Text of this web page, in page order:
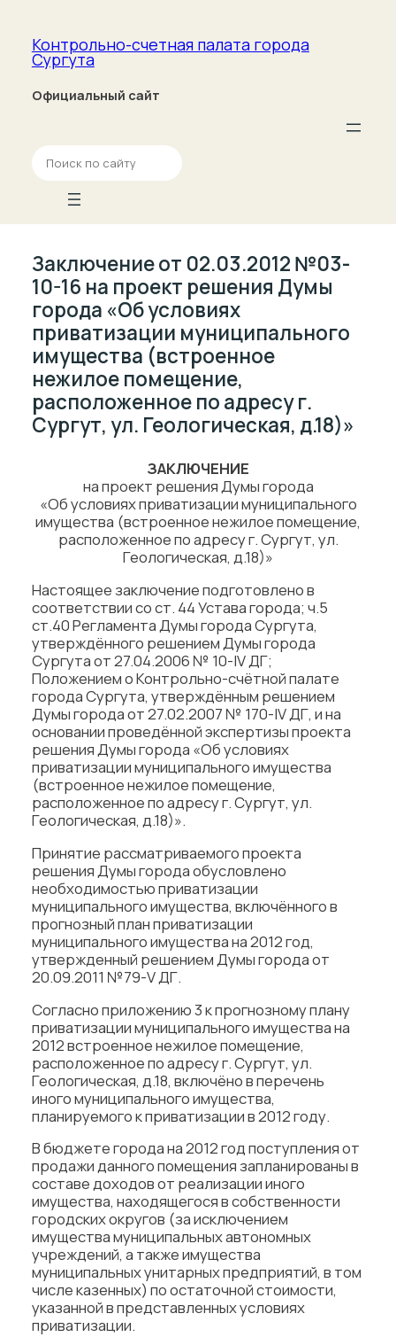
Контрольно-счетная палата­ города
Сургута
Официальный сайт
П
о
Заключение от 02.03.2012 №03-
10-16 на проект решения Думы
города «Об условиях
приватизации муниципального
имущества (встроенное
нежилое помещение,
расположенное по адресу г.
Сургут, ул. Геологическая, д.18)»
ЗАКЛЮЧЕНИЕ
на проект решения Думы города
«Об условиях приватизации муниципального
имущества (встроенное нежилое помещение,
расположенное по адресу г. Сургут, ул.
Геологическая, д.18)»
Настоящее заключение подготовлено в
соответствии со ст. 44 Устава города; ч.5
ст.40 Регламента Думы города Сургута,
утверждённого решением Думы города
Сургута от 27.04.2006 № 10-IV ДГ;
Положением о Контрольно-счётной палате
города Сургута, утверждённым решением
Думы города от 27.02.2007 № 170-IV ДГ, и на
основании проведённой экспертизы проекта
решения Думы города «Об условиях
приватизации муниципального имущества
(встроенное нежилое помещение,
расположенное по адресу г. Сургут, ул.
Геологическая, д.18)».
Принятие рассматриваемого проекта
решения Думы города обусловлено
необходимостью приватизации
муниципального имущества, включённого в
прогнозный план приватизации
муниципального имущества на 2012 год,
утвержденный решением Думы города от
20.09.2011 №79-V ДГ.
Согласно приложению 3 к прогнозному плану
приватизации муниципального имущества на
2012 встроенное нежилое помещение,
расположенное по адресу г. Сургут, ул.
Геологическая, д.18, включёно в перечень
иного муниципального имущества,
планируемого к приватизации в 2012 году.
В бюджете города на 2012 год поступления от
продажи данного помещения запланированы в
составе доходов от реализации иного
имущества, находящегося в собственности
городских округов (за исключением
имущества муниципальных автономных
учреждений, а также имущества
муниципальных унитарных предприятий, в том
числе казенных) по остаточной стоимости,
указанной в представленных условиях
приватизации.